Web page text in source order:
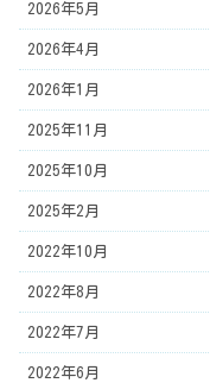
2026年5月
2026年4月
2026年1月
2025年11月
2025年10月
2025年2月
2022年10月
2022年8月
2022年7月
2022年6月